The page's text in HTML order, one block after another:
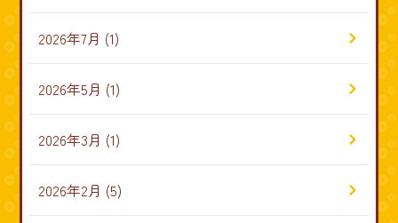
2026年7月 (1)
2026年5月 (1)
2026年3月 (1)
2026年2月 (5)